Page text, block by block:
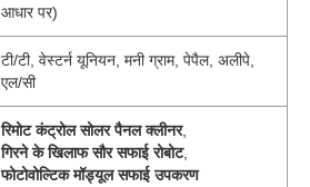
आधार पर)
टी/टी, वेस्टर्न यूनियन, मनी ग्राम, पेपैल, अलीपे,
एल/सी
रिमोट कंट्रोल सोलर पैनल क्लीनर,
गिरने के खिलाफ सौर सफाई रोबोट,
फोटोवोल्टिक मॉड्यूल सफाई उपकरण